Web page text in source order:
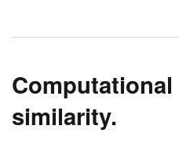
similarity.